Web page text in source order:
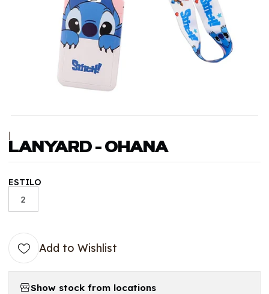
|
LANYARD - OHANA
ESTILO
2
Add to Wishlist
Show stock from locations